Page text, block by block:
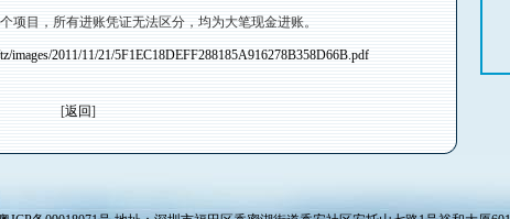
项目，所有进账凭证无法区分，均为大笔现金进账。
images/2011/11/21/5F1EC18DEFF288185A916278B358D66B.pdf
[返回]